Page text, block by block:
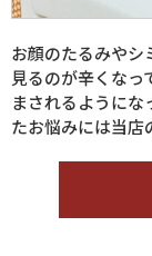
お顔のたるみやシ
見るのが辛くなっ
まされるように
たお悩みには当